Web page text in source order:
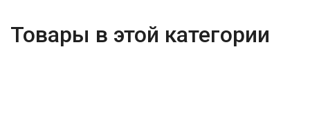
Товары в этой категории